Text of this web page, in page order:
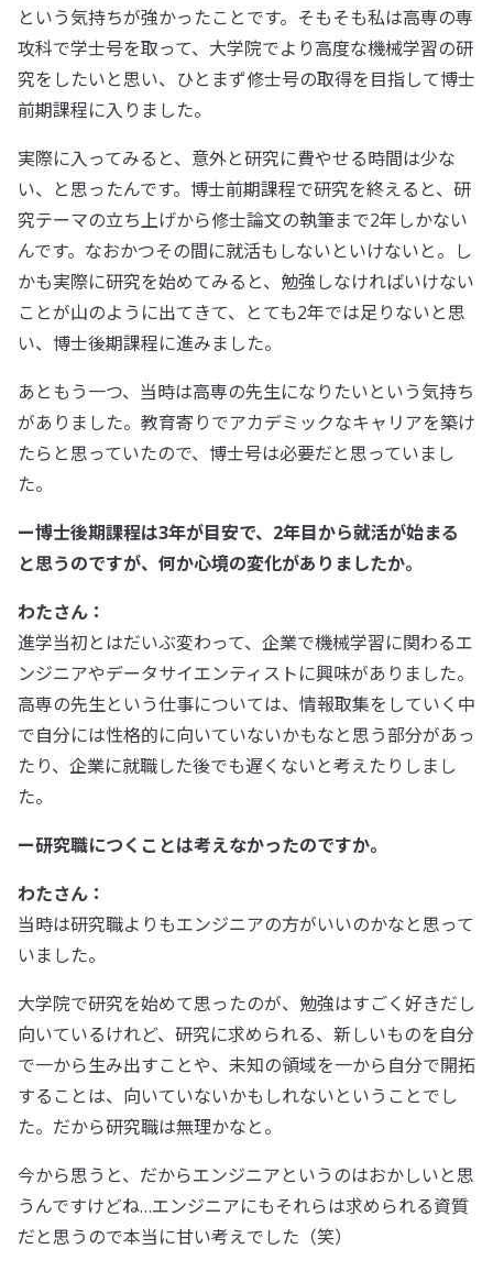
という気持ちが強かったことです。そもそも私は高専の専
攻科で学士号を取って、大学院でより高度な機械学習の研
究をしたいと思い、ひとまず修士号の取得を目指して博士
前期課程に入りました。
実際に入ってみると、意外と研究に費やせる時間は少な
い、と思ったんです。博士前期課程で研究を終えると、研
究テーマの立ち上げから修士論文の執筆まで2年しかない
んです。なおかつその間に就活もしないといけないと。し
かも実際に研究を始めてみると、勉強しなければいけない
ことが山のように出てきて、とても2年では足りないと思
い、博士後期課程に進みました。
あともう一つ、当時は高専の先生になりたいという気持ち
がありました。教育寄りでアカデミックなキャリアを築け
たらと思っていたので、博士号は必要だと思っていまし
た。
ー博士後期課程は3年が目安で、2年目から就活が始まる
と思うのですが、何か心境の変化がありましたか。
わたさん：
進学当初とはだいぶ変わって、企業で機械学習に関わるエ
ンジニアやデータサイエンティストに興味がありました。
高専の先生という仕事については、情報取集をしていく中
で自分には性格的に向いていないかもなと思う部分があっ
たり、企業に就職した後でも遅くないと考えたりしまし
た。
ー研究職につくことは考えなかったのですか。
わたさん：
当時は研究職よりもエンジニアの方がいいのかなと思って
いました。
大学院で研究を始めて思ったのが、勉強はすごく好きだし
向いているけれど、研究に求められる、新しいものを自分
で一から生み出すことや、未知の領域を一から自分で開拓
することは、向いていないかもしれないということでし
た。だから研究職は無理かなと。
今から思うと、だからエンジニアというのはおかしいと思
うんですけどね…エンジニアにもそれらは求められる資質
だと思うので本当に甘い考えでした（笑）